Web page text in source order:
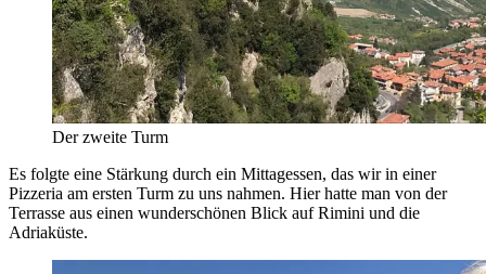
Der zweite Turm
Es folgte eine Stärkung durch ein Mittagessen, das wir in einer
Pizzeria am ersten Turm zu uns nahmen. Hier hatte man von der
Terrasse aus einen wunderschönen Blick auf Rimini und die
Adriaküste.